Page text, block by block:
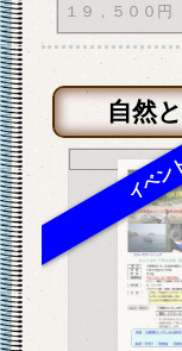
１９，５００円
自然